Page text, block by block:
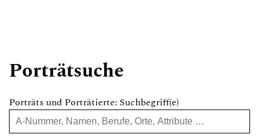
Porträtsuche
Porträts und Porträtierte: Suchbegriff(e)